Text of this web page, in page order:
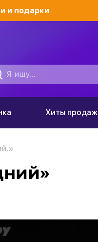
и подарки
Хиты продаж